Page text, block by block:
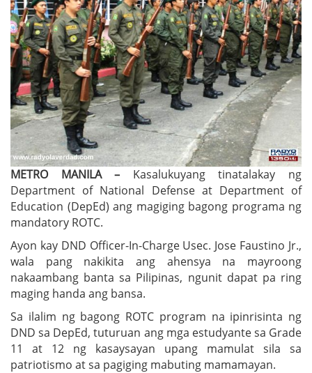
METRO MANILA – Kasalukuyang tinatalakay ng
Department of National Defense at Department of
Education (DepEd) ang magiging bagong programa ng
mandatory ROTC.
Ayon kay DND Officer-In-Charge Usec. Jose Faustino Jr.,
wala pang nakikita ang ahensya na mayroong
nakaambang banta sa Pilipinas, ngunit dapat pa ring
maging handa ang bansa.
Sa ilalim ng bagong ROTC program na ipinrisinta ng
DND sa DepEd, tuturuan ang mga estudyante sa Grade
11 at 12 ng kasaysayan upang mamulat sila sa
patriotismo at sa pagiging mabuting mamamayan.